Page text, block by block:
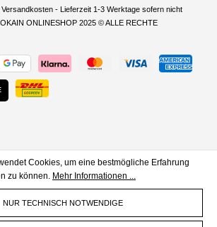
- Lieferzeit 1-3 Werktage sofern nicht
ONLINESHOP 2025 © ALLE RECHTE
Cookies, um eine bestmögliche Erfahrung
zu können. Mehr Informationen ...
NUR TECHNISCH NOTWENDIGE